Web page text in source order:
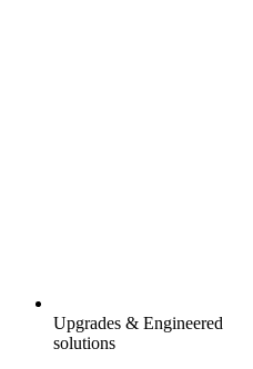
Upgrades & Engineered
solutions